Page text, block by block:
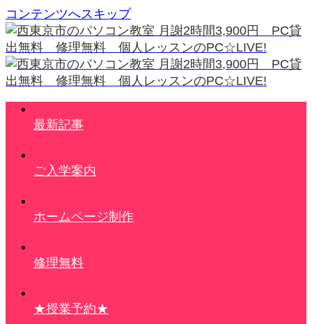
コンテンツへスキップ
最新記事
ご入学案内
ホームページ制作
修理無料
★授業予約★